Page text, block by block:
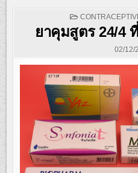
POSTED
ยาคุมสูตร 24/4
02/12/